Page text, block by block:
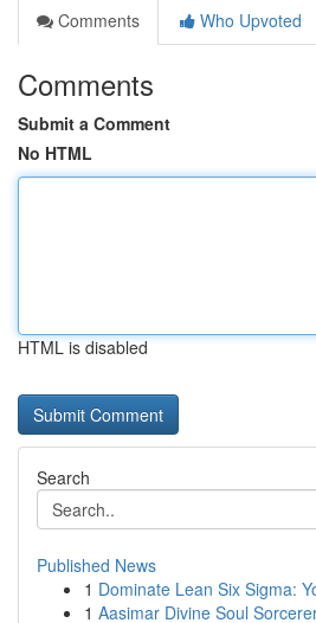
Comments
Who Upvoted
Comments
Submit a Comment
No HTML
HTML is disabled
Search
Published News
1 Dominate Lean Six Sigma:
1 Aasimar Divine Soul